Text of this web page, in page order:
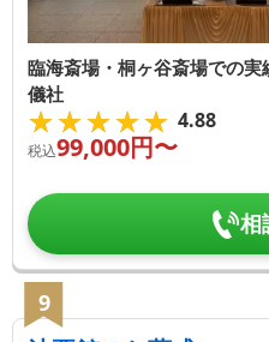
臨海斎場・桐ヶ谷斎場での
儀社
★★★★★
★★★★★ 4.88
税込99,000円〜
相
9